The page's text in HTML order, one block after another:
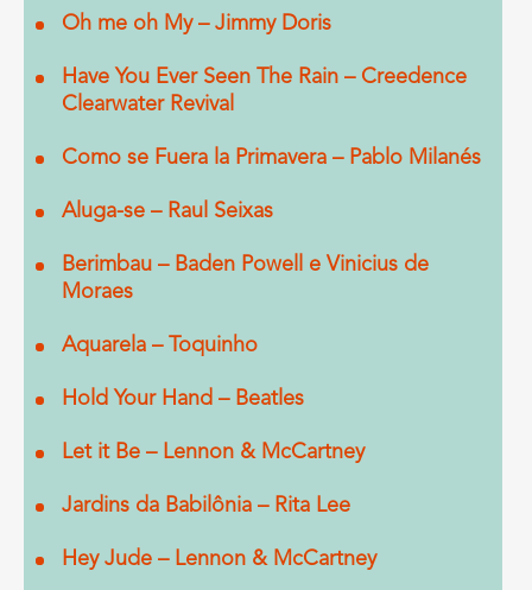
Oh me oh My – Jimmy Doris
Have You Ever Seen The Rain – Creedence
Clearwater Revival
Como se Fuera la Primavera – Pablo Milanés
Aluga-se – Raul Seixas
Berimbau – Baden Powell e Vinicius de
Moraes
Aquarela – Toquinho
Hold Your Hand – Beatles
Let it Be – Lennon & McCartney
Jardins da Babilônia – Rita Lee
Hey Jude – Lennon & McCartney